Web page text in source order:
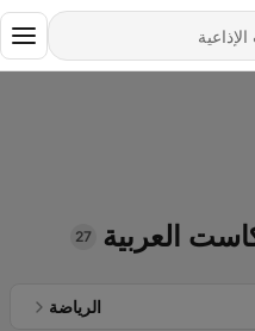
العربية 27
الرياضة